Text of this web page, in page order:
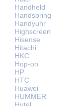
Handheld
Handspring
Handyuhr
Highscreen
Hisense
Hitachi
HKC
Hop-on
HP
HTC
Huawei
HUMMER